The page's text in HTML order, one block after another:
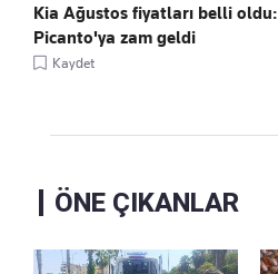
Kia Ağustos fiyatları belli oldu:
Picanto'ya zam geldi
Kaydet
ÖNE ÇIKANLAR